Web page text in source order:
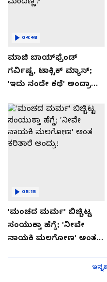
ಮಾಜಿ ಬಾಯ್‌ಫ್ರೆಂಡ್
ಗರ್ವಿಷ್ಟ, ಟಾಕ್ಸಿಕ್ ಮ್ಯಾನ್;
'ಇದು ನಂದೇ ಕಥೆ' ಅಂದ್ರಾ
ಮಂದಣ್ಣ?
04:48
'ಮಂಚದ ಮರ್ಮ' ಬಿಚ್ಚಿಟ್ಟ
ಸಂಯುಕ್ತಾ ಹೆಗ್ಡೆ; 'ನೀವೇ
ನಾಯಕಿ ಮಲಗೋಣ' ಅಂತ
05:15